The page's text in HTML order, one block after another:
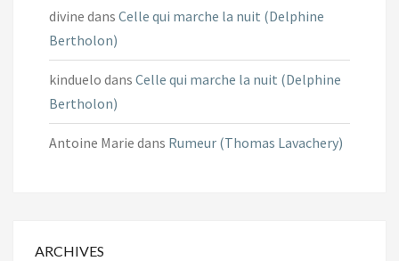
divine dans Celle qui marche la nuit (Delphine
Bertholon)
kinduelo dans Celle qui marche la nuit (Delphine
Bertholon)
Antoine Marie dans Rumeur (Thomas Lavachery)
ARCHIVES